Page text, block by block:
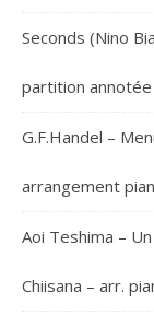
Seconds (Nino
partition annotée
G.F.Handel –
arrangement
Aoi Teshima –
Chiisana – arr.